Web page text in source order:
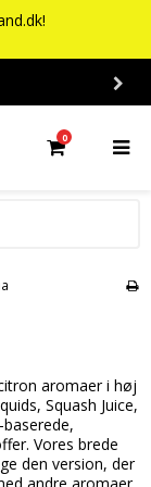
0
aromaer i høj
Squash Juice,
baserede,
Vores brede
den version, der